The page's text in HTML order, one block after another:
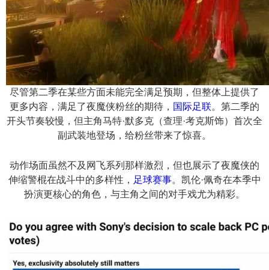
尽管第二季在某些方面未能完全满足预期，但整体上提供了
更多内容，满足了夜魔侠粉丝的期待， 国际足联。第二季的
开头节奏较慢，但主角马特·默多克（查理·考克斯饰）首次全
副武装地登场，给粉丝带来了惊喜。
动作场面虽然不及网飞系列那样激烈，但也展示了夜魔侠的
伸缩警棍在战斗中的多样性， 足球赛事。凯伦·佩奇在本季中
扮演更核心的角色，与主角之间的对手戏尤为精彩。